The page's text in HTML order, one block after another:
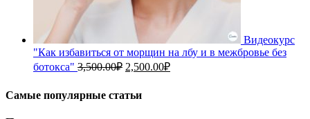
Видеокурс
"Как избавиться от морщин на лбу и в межбровье без
ботокса" 3,500.00₽ Первоначальная
2,500.00₽Текущая
Самые популярные статьи